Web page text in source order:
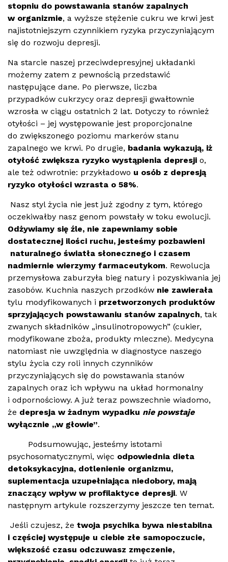
stopniu do powstawania stanów zapalnych
w organizmie, a wyższe stężenie cukru we krwi jest
najistotniejszym czynnikiem ryzyka przyczyniającym
się do rozwoju depresji.
Na starcie naszej przeciwdepresyjnej układanki
możemy zatem z pewnością przedstawić
następujące dane. Po pierwsze, liczba
przypadków cukrzycy oraz depresji gwałtownie
wzrosła w ciągu ostatnich 2 lat. Dotyczy to również
otyłości – jej występowanie jest proporcjonalne
do zwiększonego poziomu markerów stanu
zapalnego we krwi. Po drugie, badania wykazują, iż
otyłość zwiększa ryzyko wystąpienia depresji o,
ale też odwrotnie: przykładowo u osób z depresją
ryzyko otyłości wzrasta o 58%.
Nasz styl życia nie jest już zgodny z tym, którego
oczekiwałby nasz genom powstały w toku ewolucji.
Odżywiamy się źle, nie zapewniamy sobie
dostatecznej ilości ruchu, jesteśmy pozbawieni
naturalnego światła słonecznego i czasem
nadmiernie wierzymy farmaceutykom. Rewolucja
przemysłowa zaburzyła bieg natury i pozyskiwania jej
zasobów. Kuchnia naszych przodków nie zawierała
tylu modyfikowanych i przetworzonych produktów
sprzyjających powstawaniu stanów zapalnych, tak
zwanych składników „insulinotropowych” (cukier,
modyfikowane zboża, produkty mleczne). Medycyna
natomiast nie uwzględnia w diagnostyce naszego
stylu życia czy roli innych czynników
przyczyniających się do powstawania stanów
zapalnych oraz ich wpływu na układ hormonalny
i odpornościowy. A już teraz powszechnie wiadomo,
że depresja w żadnym wypadku nie powstaje
wyłącznie „w głowie”.
Podsumowując, jesteśmy istotami
psychosomatycznymi, więc odpowiednia dieta
detoksykacyjna, dotlenienie organizmu,
suplementacja uzupełniająca niedobory, mają
znaczący wpływ w profilaktyce depresji. W
następnym artykule rozszerzymy jeszcze ten temat.
Jeśli czujesz, że twoja psychika bywa niestabilna
i częściej występuje u ciebie złe samopoczucie,
większość czasu odczuwasz zmęczenie,